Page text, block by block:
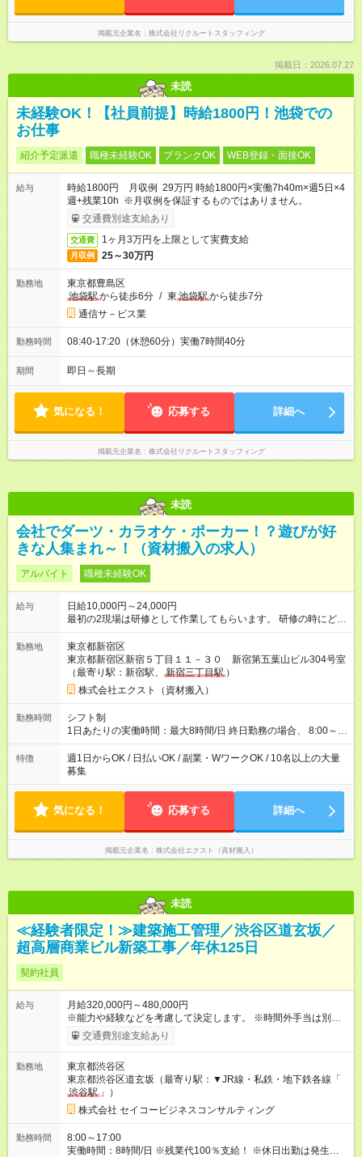
掲載元企業名 株式会社リクルートスタッフィング
掲載日：2026.07.27
未読
未経験OK！【社員前提】時給1800円！池袋での
お仕事
紹介予定派遣 職種未経験OK ブランクOK WEB登録・面接OK
給与
時給1800円 月収例 29万円 時給1800円×実働7h40m×週5日×4
週+残業10h ※月収例を保証するものではありません。
交通費別途支給あり
交通費 1ヶ月3万円を上限として実費支給
月収例 25～30万円
勤務地
東京都豊島区
池袋駅から徒歩6分 / 東 池袋駅から徒歩7分
通信サ－ビス業
勤務時間 08:40-17:20（休憩60分）実働7時間40分
期間 即日～長期
気になる！ 応募する 詳細へ
掲載元企業名 株式会社リクルートスタッフィング
未読
会社でダーツ・カラオケ・ポーカー！？遊びが好
きな人集まれ～！（資材搬入の求人）
アルバイト 職種未経験OK
給与
日給10,000円～24,000円
最初の2現場は研修として作業してもらいます。 研修の時にどん
な作業なのかを見て、分からないことはリーダーに聞いてみて
下さい。 もちろん研修後も分からないことや気になることはリ
ーダーに確認してくださいね。 ※研修でも通常と同じ給料が発
生します。 【試用期間】試用期間なし
勤務地
東京都新宿区
東京都新宿区新宿５丁目１１－３０ 新宿第五葉山ビル304号室
（最寄り駅：新宿駅、
新宿三丁目駅 ）
株式会社エクスト（資材搬入）
勤務時間
シフト制
1日あたりの実働時間：最大8時間/日 終日勤務の場合、 8:00～
17:00（休憩2時間）ではありますが、 やり切りで作業終了のた
め、早く終わったらそのまま帰宅可能です。 早く終わっても1現
場日給1万円を保証しています。 1日あたりの平均作業時間：4.5
時間 シフト制のため、働きたい曜日にシフトを入れて働くこと
が可能です。 週1日～OKです。
特徴
週1日からOK / 日払いOK / 副業・WワークOK / 10名以上の大量
募集
気になる！ 応募する 詳細へ
掲載元企業名 株式会社エクスト（資材搬入）
未読
≪経験者限定！≫建築施工管理／渋谷区道玄坂／
超高層商業ビル新築工事／年休125日
契約社員
給与
月給320,000円～480,000円
※能力や経験などを考慮して決定します。 ※時間外手当は別途支
給致します。 【試用期間】試用期間あり 試用期間の長さ：3ヶ
月 雇用形態、給与は本採用時と同じです。
交通費別途支給あり
勤務地
東京都渋谷区
東京都渋谷区道玄坂（最寄り駅：▼JR線・私鉄・地下鉄各線「
渋谷駅 」）
株式会社 セイコービジネスコンサルティング
勤務時間
8:00～17:00
実働時間：8時間/日 ※残業代100％支給！ ※休日出勤は発生した